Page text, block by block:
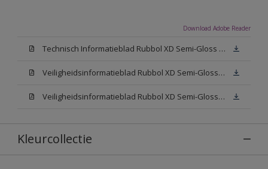
Download Adobe Reader
Technisch Informatieblad Rubbol XD Semi-Gloss (PDF)
Veiligheidsinformatieblad Rubbol XD Semi-Gloss White W05 (MSDS)
Veiligheidsinformatieblad Rubbol XD Semi-Gloss N00 (MSDS)
Kleurcollectie